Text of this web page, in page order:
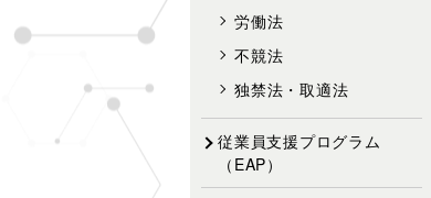
労働法
不競法
独禁法・取適法
従業員支援プログラム
（EAP）